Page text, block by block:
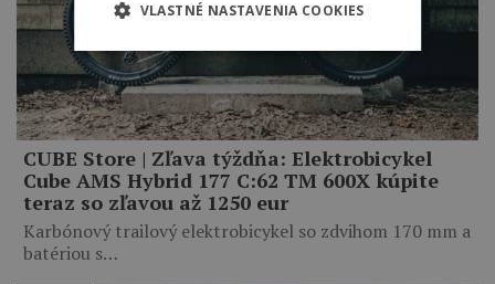
CUBE Store | Zľava týždňa: Elektrobicykel
Cube AMS Hybrid 177 C:62 TM 600X kúpite
teraz so zľavou až 1250 eur
Karbónový trailový elektrobicykel so zdvihom 170 mm a
batériou s…
VLASTNÉ NASTAVENIA COOKIES